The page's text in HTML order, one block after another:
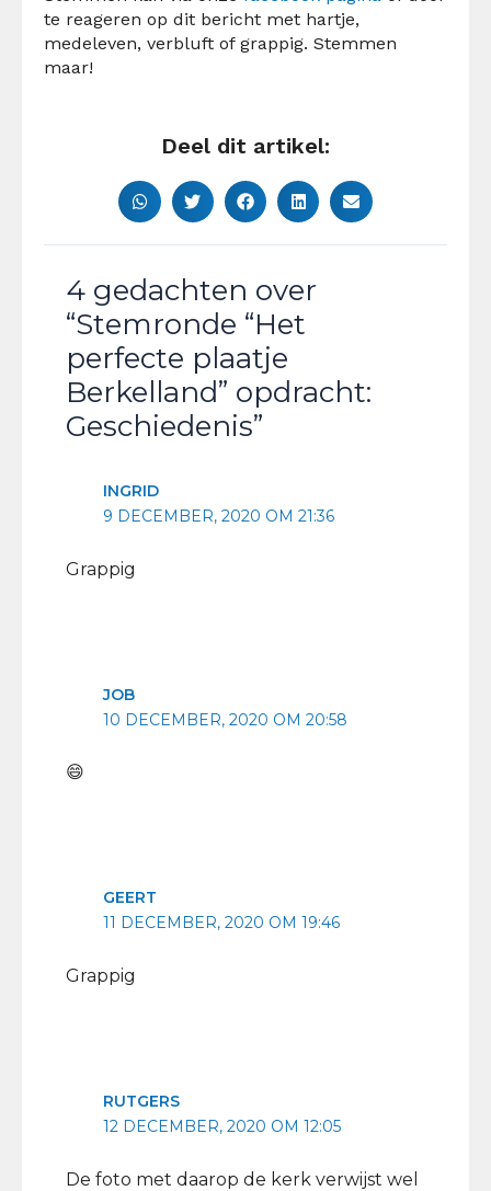
te reageren op dit bericht met hartje,
medeleven, verbluft of grappig. Stemmen
maar!
Deel dit artikel:
4 gedachten over
“Stemronde “Het
perfecte plaatje
Berkelland” opdracht:
Geschiedenis”
INGRID
9 DECEMBER, 2020 OM 21:36
Grappig
JOB
10 DECEMBER, 2020 OM 20:58
😄
GEERT
11 DECEMBER, 2020 OM 19:46
Grappig
RUTGERS
12 DECEMBER, 2020 OM 12:05
De foto met daarop de kerk verwijst wel